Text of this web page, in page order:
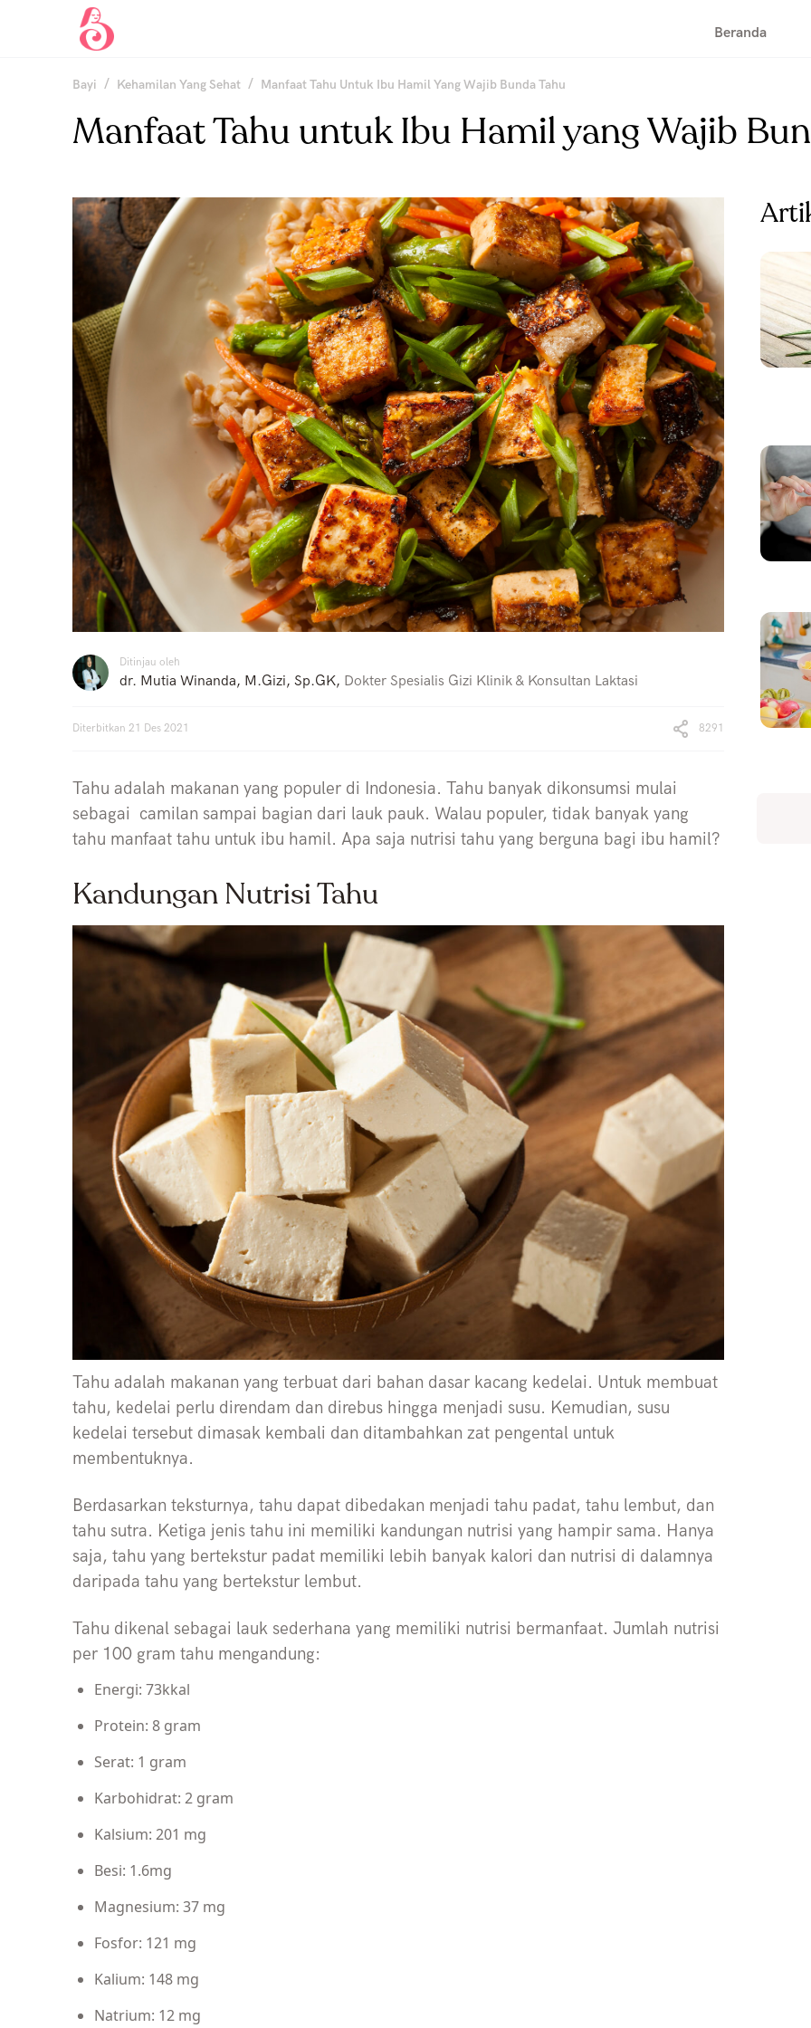
Beranda
Bayi / Kehamilan Yang Sehat / Manfaat Tahu Untuk Ibu Hamil Yang Wajib Bunda Tahu
Manfaat Tahu untuk Ibu Hamil yang Wajib
Ditinjau oleh
dr. Mutia Winanda, M.Gizi, Sp.GK, Dokter Spesialis Gizi Klinik & Konsultan Laktasi
Diterbitkan 21 Des 2021 8291
Tahu adalah makanan yang populer di Indonesia. Tahu banyak dikonsumsi mulai
sebagai camilan sampai bagian dari lauk pauk. Walau populer, tidak banyak yang
tahu manfaat tahu untuk ibu hamil. Apa saja nutrisi tahu yang berguna bagi ibu hamil?
Kandungan Nutrisi Tahu
Tahu adalah makanan yang terbuat dari bahan dasar kacang kedelai. Untuk membuat
tahu, kedelai perlu direndam dan direbus hingga menjadi susu. Kemudian, susu
kedelai tersebut dimasak kembali dan ditambahkan zat pengental untuk
membentuknya.
Berdasarkan teksturnya, tahu dapat dibedakan menjadi tahu padat, tahu lembut, dan
tahu sutra. Ketiga jenis tahu ini memiliki kandungan nutrisi yang hampir sama. Hanya
saja, tahu yang bertekstur padat memiliki lebih banyak kalori dan nutrisi di dalamnya
daripada tahu yang bertekstur lembut.
Tahu dikenal sebagai lauk sederhana yang memiliki nutrisi bermanfaat. Jumlah nutrisi
per 100 gram tahu mengandung:
Energi: 73kkal
Protein: 8 gram
Serat: 1 gram
Karbohidrat: 2 gram
Kalsium: 201 mg
Besi: 1.6mg
Magnesium: 37 mg
Fosfor: 121 mg
Kalium: 148 mg
Natrium: 12 mg